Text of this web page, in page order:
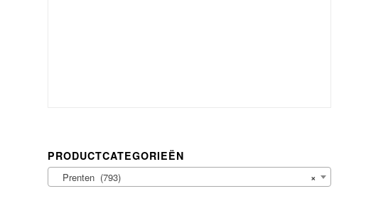
PRODUCTCATEGORIEËN
×
Prenten (793)